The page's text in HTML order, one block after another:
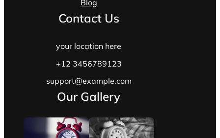
Blog
Contact Us
your location here
+12 3456789123
support@example.com
Our Gallery